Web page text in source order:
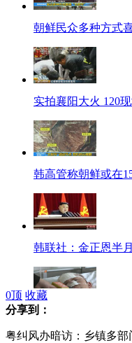
朝鲜民众多种方式
实拍襄阳大火 120
韩高管称朝鲜或在
韩联社：金正恩半
0顶 收藏
分享到：
粤纠风办暗访：乡镇多